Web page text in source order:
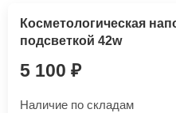
Косметологическая
подсветкой 42w
5 100
Наличие по складам